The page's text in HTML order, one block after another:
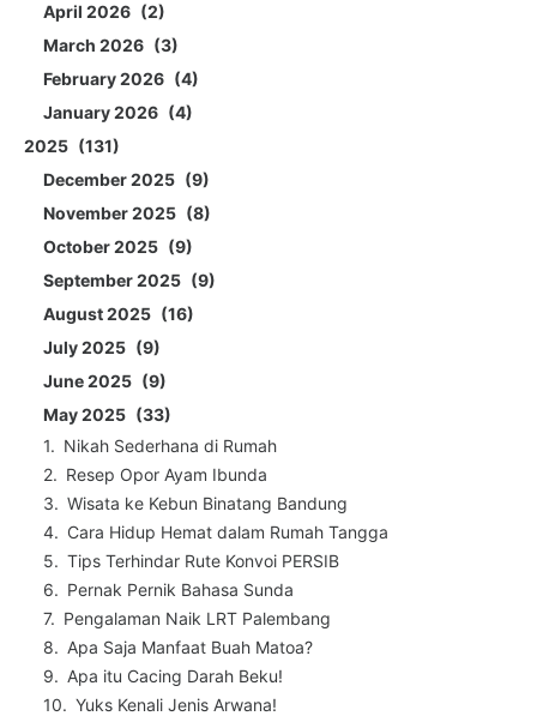
April 2026
2
March 2026
3
February 2026
4
January 2026
4
2025
131
December 2025
9
November 2025
8
October 2025
9
September 2025
9
August 2025
16
July 2025
9
June 2025
9
May 2025
33
Nikah Sederhana di Rumah
Resep Opor Ayam Ibunda
Wisata ke Kebun Binatang Bandung
Cara Hidup Hemat dalam Rumah Tangga
Tips Terhindar Rute Konvoi PERSIB
Pernak Pernik Bahasa Sunda
Pengalaman Naik LRT Palembang
Apa Saja Manfaat Buah Matoa?
Apa itu Cacing Darah Beku!
Yuks Kenali Jenis Arwana!